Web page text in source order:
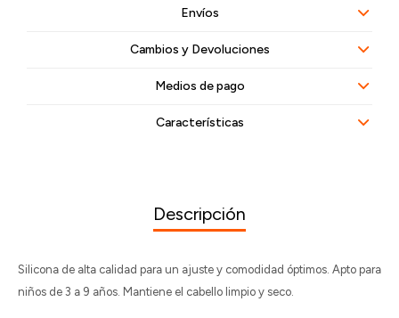
Envíos
Cambios y Devoluciones
Medios de pago
Características
Descripción
Silicona de alta calidad para un ajuste y comodidad óptimos. Apto para
niños de 3 a 9 años. Mantiene el cabello limpio y seco.